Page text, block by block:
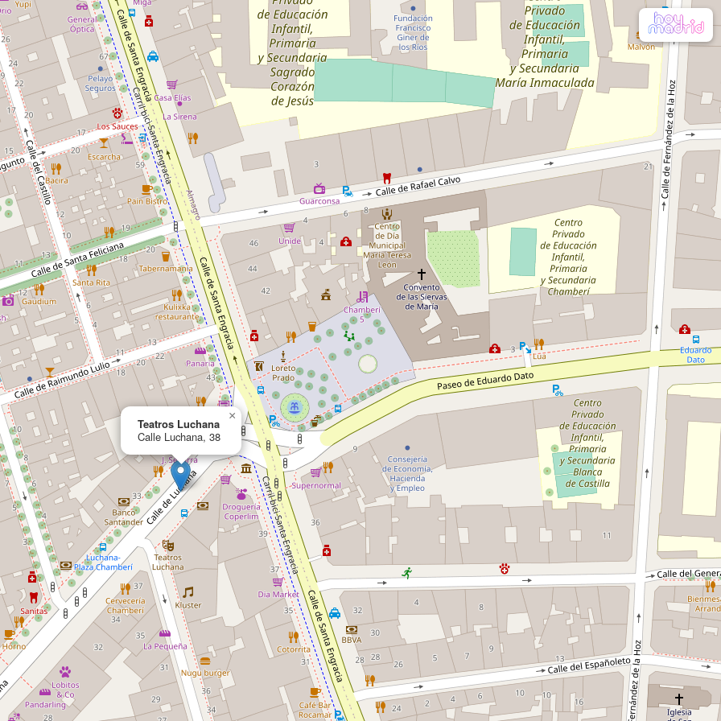
Teatros Luchana
Calle Luchana, 38
×